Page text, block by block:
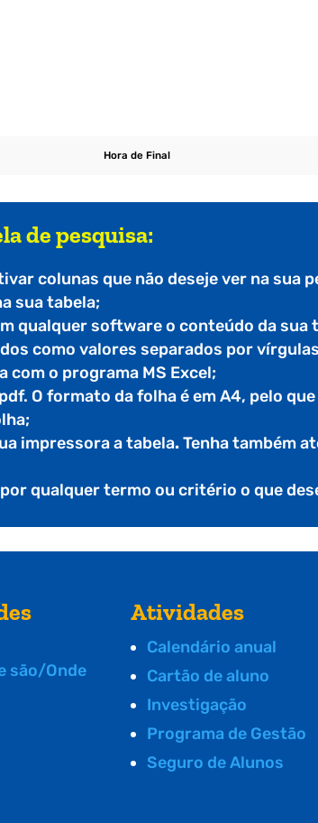
Hora de Final
de pesquisa:
colunas que não deseje ver na sua
sua tabela;
qualquer software o conteúdo da sua
como valores separados por
com o programa MS Excel;
O formato da folha é em A4, pelo
impressora a tabela.Tenha também
qualquer termo ou critério o que
são/Onde
Atividades
Calendário anual
Cartão de aluno
Investigação
Programa de Gestão
Seguro de Alunos